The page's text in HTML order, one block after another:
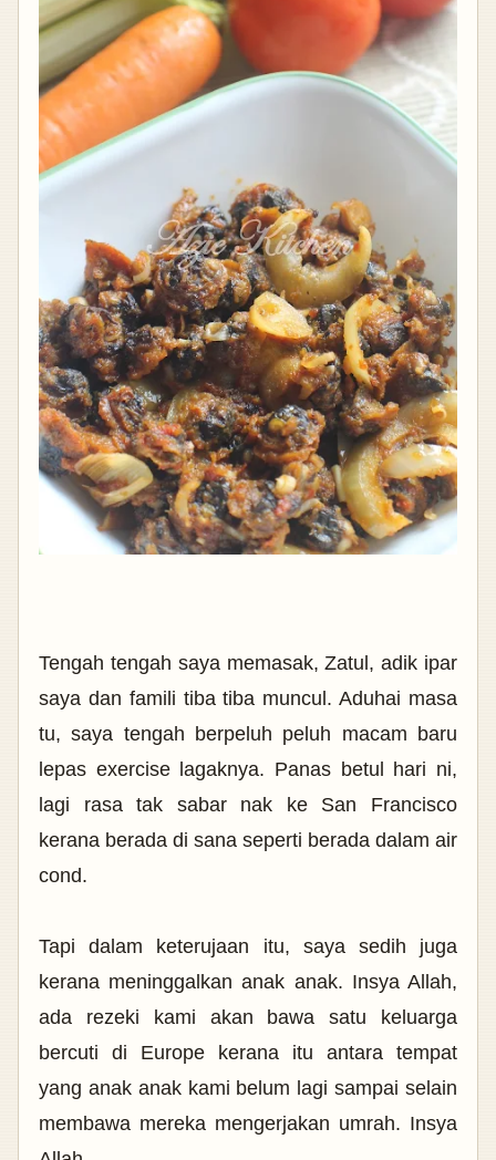
Tengah tengah saya memasak, Zatul, adik ipar
saya dan famili tiba tiba muncul. Aduhai masa
tu, saya tengah berpeluh peluh macam baru
lepas exercise lagaknya. Panas betul hari ni,
lagi rasa tak sabar nak ke San Francisco
kerana berada di sana seperti berada dalam air
cond.
Tapi dalam keterujaan itu, saya sedih juga
kerana meninggalkan anak anak. Insya Allah,
ada rezeki kami akan bawa satu keluarga
bercuti di Europe kerana itu antara tempat
yang anak anak kami belum lagi sampai selain
membawa mereka mengerjakan umrah. Insya